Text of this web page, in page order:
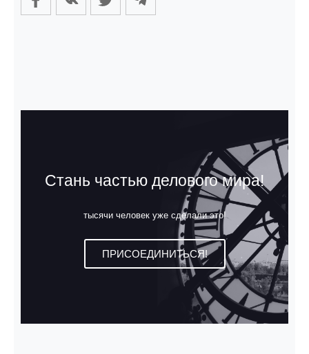
Стань частью делового мира!
тысячи человек уже сделали это!
ПРИСОЕДИНИТЬСЯ!